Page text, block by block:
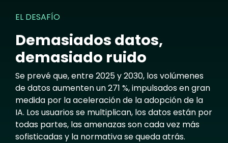
EL DESAFÍO
Demasiados datos,
demasiado ruido
Se prevé que, entre 2025 y 2030, los volúmenes
de datos aumenten un 271 %, impulsados en gran
medida por la aceleración de la adopción de la
IA. Los usuarios se multiplican, los datos están por
todas partes, las amenazas son cada vez más
sofisticadas y la normativa se queda atrás.